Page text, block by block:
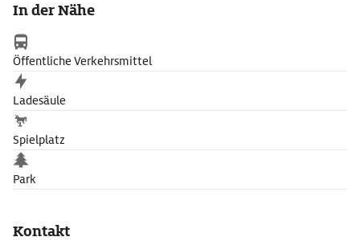
Besuch in der Sauna an.
Bis Ende 2021 wird das Freizeitbad innen restauriert und erhält
eine neue Wasserwelt.
In der Nähe
Öffentliche Verkehrsmittel
Ladesäule
Spielplatz
Park
Kontakt